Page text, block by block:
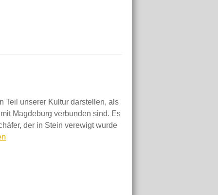
Teil unserer Kultur darstellen, als
Magdeburg verbunden sind. Es
der in Stein verewigt wurde